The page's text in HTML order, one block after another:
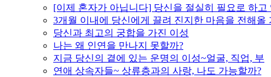
[이제 혼자가 아닙니다] 당신을 절실히 필요로 하고
3개월 이내에 당신에게 끌려 진지한 마음을 전해올
당신과 최고의 궁합을 가진 이성
나는 왜 인연을 만나지 못할까?
지금 당신의 곁에 있는 운명의 이성~얼굴, 직업, 부
연애 상속자들~ 상류층과의 사랑, 나도 가능할까?